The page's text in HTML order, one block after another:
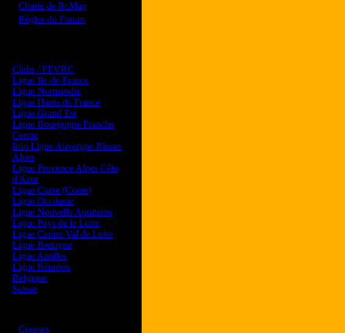
Charte de RcMag
Règles du Forum
Clubs / FFVRC
Ligue Ile-de-France
Ligue Normandie
Ligue Hauts de France
Ligue Grand Est
Ligue Bourgogne Franche
Comte
Info Ligue Auvergne Rhone
Alpes
Ligue Provence Alpes Côte
d'Azur
Ligue Corse (Corse)
Ligue Occitanie
Ligue Nouvelle Aquitaine
Ligue Pays de la Loire
Ligue Centre Val de Loire
Ligue Bretagne
Ligue Antilles
Ligue Réunion
Belgique
Suisse
Courses